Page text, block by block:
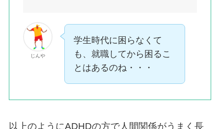
じんや
学生時代に困らなくて
も、就職してから困るこ
とはあるのね・・・
以上のようにADHDの方で人間関係がうまく長